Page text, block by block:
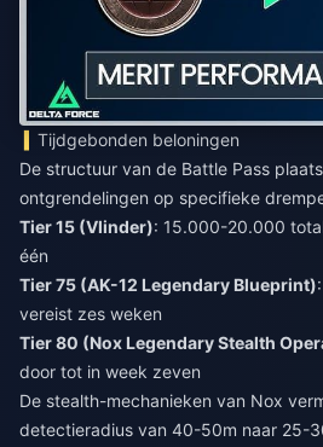
Tijdgebonden beloningen
De structuur van de Battle Pass
ontgrendelingen op specifieke
Tier 15 (Vlinder): 15.000-20.000
één
Tier 75 (AK-12 Legendary Blueprint)
vereist zes weken
Tier 80 (Nox Legendary Stealth
door tot in week zeven
De stealth-mechanieken van Nox
detectieradius van 40-50m naar 25-